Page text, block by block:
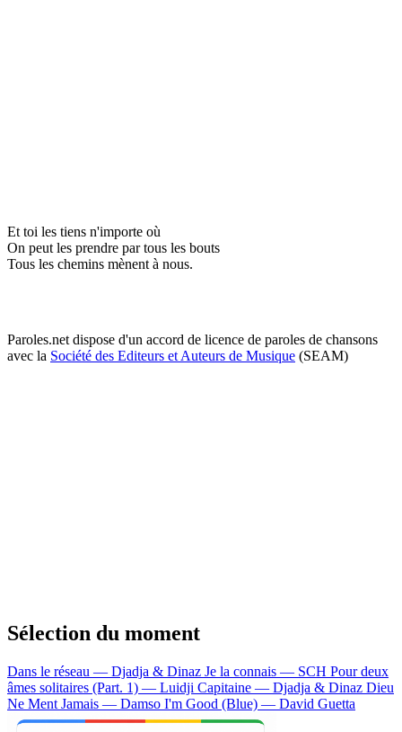
Et toi les tiens n'importe où
On peut les prendre par tous les bouts
Tous les chemins mènent à nous.
Paroles.net dispose d'un accord de licence de paroles de chansons
avec la Société des Editeurs et Auteurs de Musique (SEAM)
Sélection du moment
Dans le réseau — Djadja & Dinaz Je la connais — SCH Pour deux
âmes solitaires (Part. 1) — Luidji Capitaine — Djadja & Dinaz Dieu
Ne Ment Jamais — Damso I'm Good (Blue) — David Guetta